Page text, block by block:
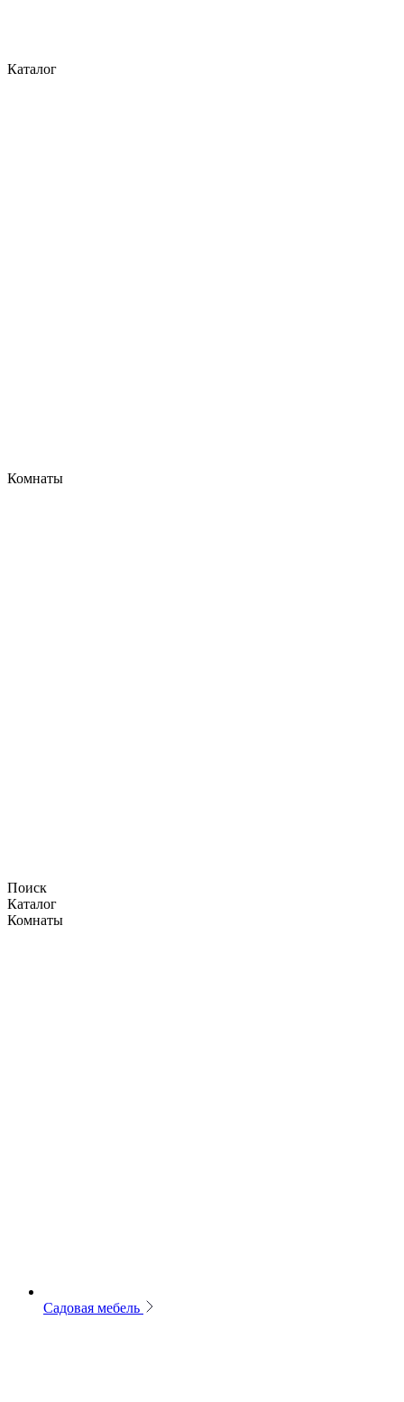
Каталог
Комнаты
Поиск
Каталог
Комнаты
Садовая мебель